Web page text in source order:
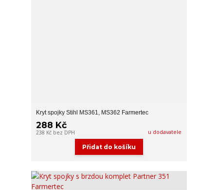
Kryt spojky Stihl MS361, MS362 Farmertec
288 Kč
238 Kč bez DPH u dodavatele
Přidat do košíku